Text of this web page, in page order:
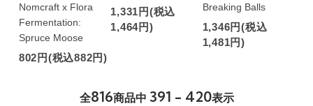
Nomcraft x Flora
Fermentation:
Spruce Moose
802円(税込882円)
1,331円(税込
1,464円)
Breaking Balls
1,346円(税込
1,481円)
全816商品中 391 - 420表示